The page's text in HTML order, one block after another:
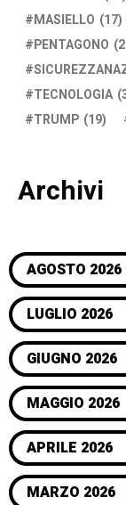
MASIELLO (17)
PENTAGONO
TECNOLOGIA
TRUMP (19)
Archivi
AGOSTO 2026
LUGLIO 2026
GIUGNO 2026
MAGGIO 2026
APRILE 2026
MARZO 2026